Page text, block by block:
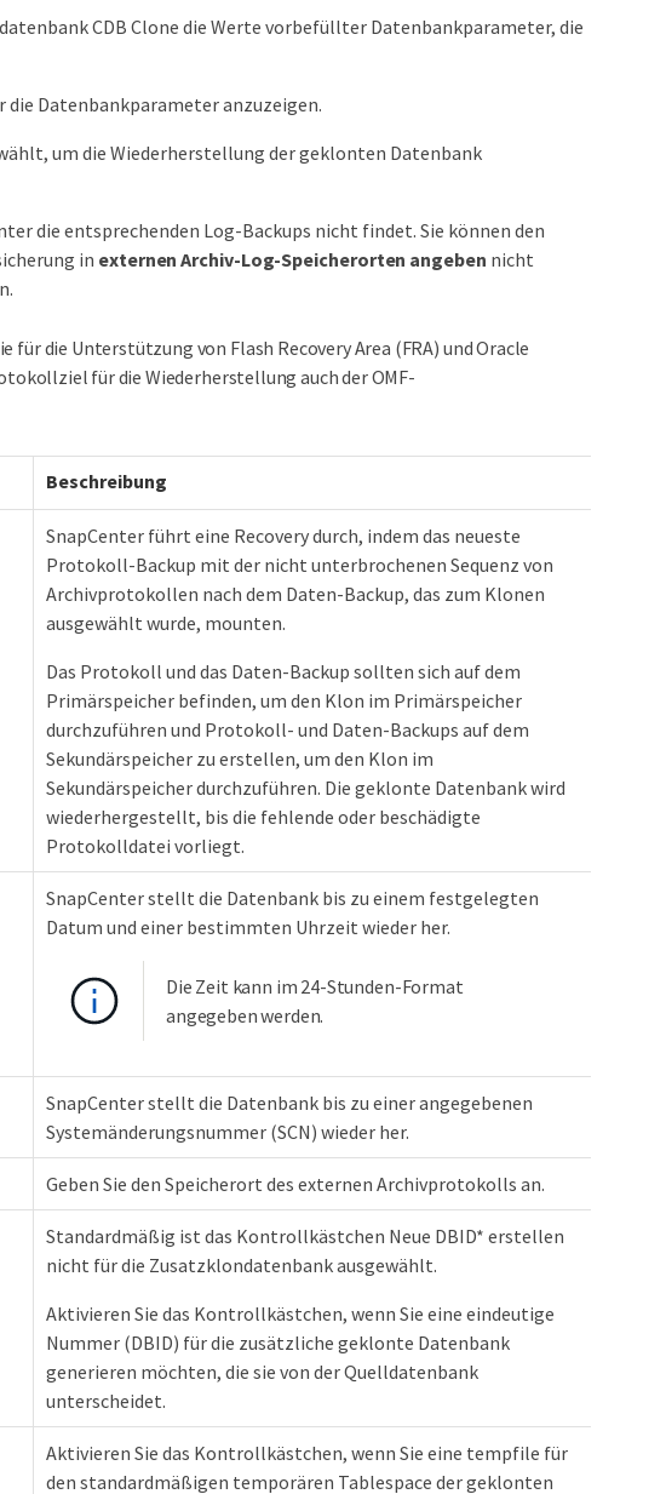
CDB Clone die Werte vorbefüllter Datenbankparameter, die
Datenbankparameter anzuzeigen.
um die Wiederherstellung der geklonten Datenbank
die entsprechenden Log-Backups nicht findet. Sie können den
in externen Archiv-Log-Speicherorten angeben nicht
die Unterstützung von Flash Recovery Area (FRA) und Oracle
für die Wiederherstellung auch der OMF-
Beschreibung
SnapCenter führt eine Recovery durch, indem das neueste
Protokoll-Backup mit der nicht unterbrochenen Sequenz von
Archivprotokollen nach dem Daten-Backup, das zum Klonen
ausgewählt wurde, mounten.
Das Protokoll und das Daten-Backup sollten sich auf dem
Primärspeicher befinden, um den Klon im Primärspeicher
durchzuführen und Protokoll- und Daten-Backups auf dem
Sekundärspeicher zu erstellen, um den Klon im
Sekundärspeicher durchzuführen. Die geklonte Datenbank wird
wiederhergestellt, bis die fehlende oder beschädigte
Protokolldatei vorliegt.
SnapCenter stellt die Datenbank bis zu einem festgelegten
Datum und einer bestimmten Uhrzeit wieder her.
Die Zeit kann im 24-Stunden-Format
angegeben werden.
SnapCenter stellt die Datenbank bis zu einer angegebenen
Systemänderungsnummer (SCN) wieder her.
Geben Sie den Speicherort des externen Archivprotokolls an.
Standardmäßig ist das Kontrollkästchen Neue DBID* erstellen
nicht für die Zusatzklondatenbank ausgewählt.
Aktivieren Sie das Kontrollkästchen, wenn Sie eine eindeutige
Nummer (DBID) für die zusätzliche geklonte Datenbank
generieren möchten, die sie von der Quelldatenbank
unterscheidet.
Aktivieren Sie das Kontrollkästchen, wenn Sie eine tempfile für
den standardmäßigen temporären Tablespace der geklonten